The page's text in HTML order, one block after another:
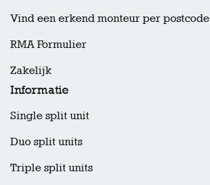
Vind een erkend monteur per postcode
RMA Formulier
Zakelijk
Informatie
Single split unit
Duo split units
Triple split units